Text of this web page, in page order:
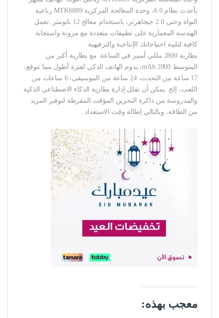
بأحدث نظام 6.0، وحدة المعالجة المركزية MTK6889 رباعية
النواة وحتى 2.0 جيجاهرتز، باستخدام معالج 12 نانومتر. تعمل
الهندسة المعمارية على تطبيقات متعددة مع مرونة واستجابة
كافية لتلبية احتياجاتك الإنتاجية والترفيهية.
بطارية 2800 مللي أمبير في الساعة: مع بطارية أكبر من
المتوسط 2800 mAh، يدوم الهاتف الذكي لفترة أطول مما تتوقع،
17 ساعة من التحدث، 24 ساعة من الموسيقى، 6 ساعات من
اللعب، إلخ. يمكن أن تقلل إدارة بطارية الذكاء الاصطناعي الذكية
والمدروسة من ذاكرة التخزين المؤقت المفرطة لتوفير المزيد
من الطاقة، وبالتالي إطالة وقت الاستعداد.
معجب بهذه: